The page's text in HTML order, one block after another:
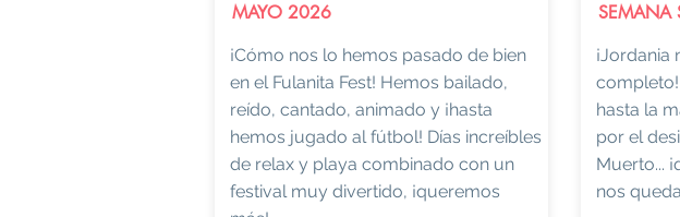
MAYO 2026
¡Cómo nos lo hemos pasado de bien
en el Fulanita Fest! Hemos bailado,
reído, cantado, animado y ¡hasta
hemos jugado al fútbol! Días increíbles
de relax y playa combinado con un
festival muy divertido, ¡queremos
SEMANA
hasta la
por el
Muerto...
nos